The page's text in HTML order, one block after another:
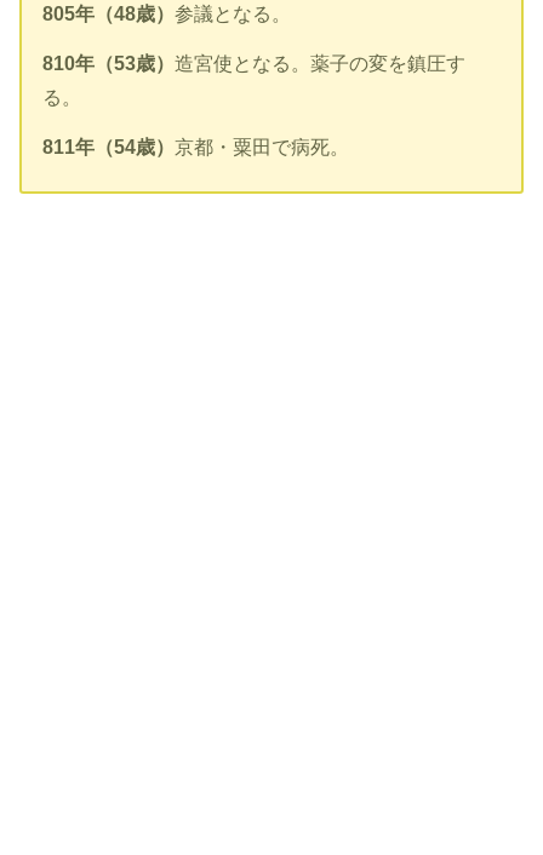
805年（48歳）参議となる。
810年（53歳）造宮使となる。薬子の変を鎮圧す
る。
811年（54歳）京都・粟田で病死。